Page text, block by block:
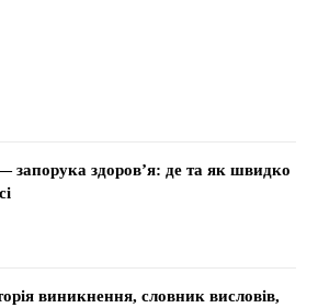
запорука здоров’я: де та як швидко
виникнення, словник висловів,